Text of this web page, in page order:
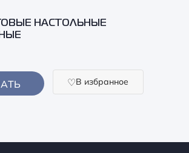
НАСТОЛЬНЫЕ
В избранное